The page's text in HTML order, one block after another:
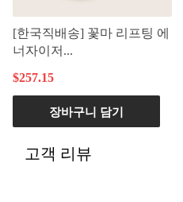
[한국직배송] 꽃마 리프팅 에
너자이저...
$257.15
장바구니 담기
고객 리뷰